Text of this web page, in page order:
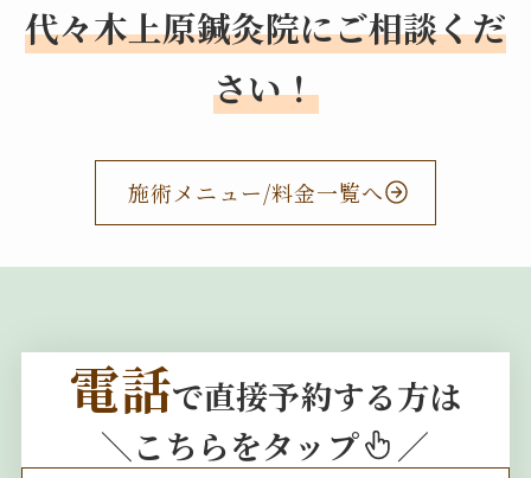
代々木上原鍼灸院にご相談くだ
さい！
施術メニュー/料金一覧へ
電話で直接予約する方は
＼こちらをタップ
／